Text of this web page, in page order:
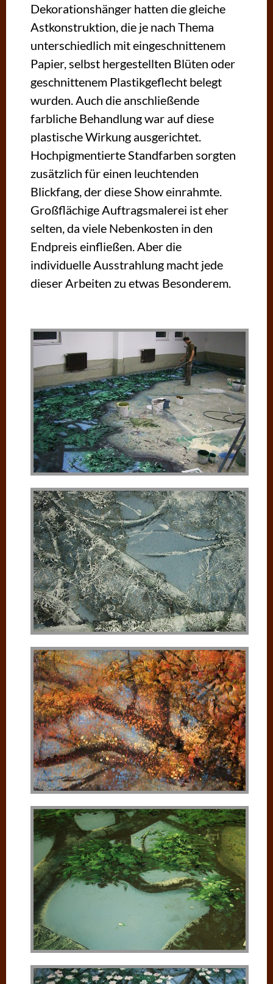
Dekorationshänger hatten die gleiche
Astkonstruktion, die je nach Thema
unterschiedlich mit eingeschnittenem
Papier, selbst hergestellten Blüten oder
geschnittenem Plastikgeflecht belegt
wurden. Auch die anschließende
farbliche Behandlung war auf diese
plastische Wirkung ausgerichtet.
Hochpigmentierte Standfarben sorgten
zusätzlich für einen leuchtenden
Blickfang, der diese Show einrahmte.
Großflächige Auftragsmalerei ist eher
selten, da viele Nebenkosten in den
Endpreis einfließen. Aber die
individuelle Ausstrahlung macht jede
dieser Arbeiten zu etwas Besonderem.